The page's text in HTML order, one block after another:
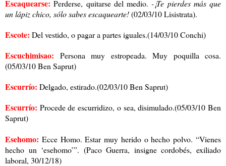
Escaquearse: Perderse, quitarse del medio.-¡Te pierdes más que
un lápiz chico, sólo sabes escaquearte!(02/03/10 Lisistrata).
Escote: Del vestido, o pagar a partes iguales.(14/03/10 Conchi)
Escuchimisao:
Persona muy estropeada. Muy poquilla cosa.
(05/03/10 Ben Saprut)
Escurrío: Delgado, estirado.(02/03/10 Ben Saprut)
Escurrío: Procede de escurridizo, o sea, disimulado.(05/03/10 Ben
Saprut)
Esehomo: Ecce Homo. Estar muy herido o hecho polvo. “Vienes
hecho un ‘esehomo’”. (Paco Guerra, insigne cordobés, exiliado
laboral, 30/12/18)